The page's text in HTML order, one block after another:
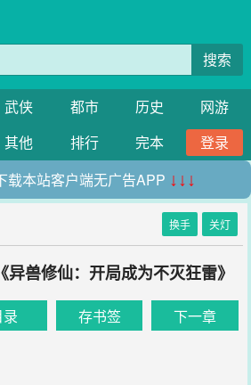
搜索
武侠 都市 历史
网游
其他 排行 完本
登录
载本站客户端无广告APP ↓↓↓
换手 关灯
兽修仙：开局成为不灭狂雷》
录 存书签 下一章